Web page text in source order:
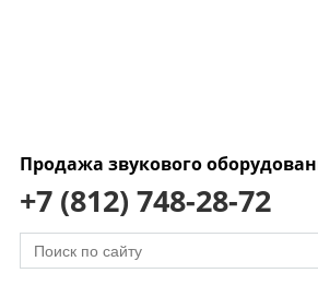
Продажа звукового
+7 (812) 748-28-72